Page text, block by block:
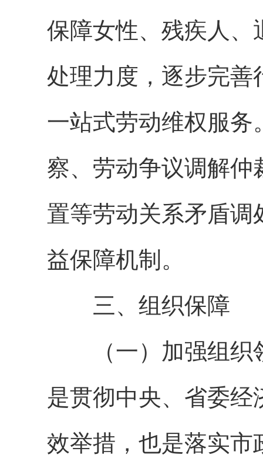
保障女性、残疾人、
处理力度，逐步完善
一站式劳动维权服
察、劳动争议调解
置等劳动关系矛盾
益保障机制。
三、组织保障
（一）加强组织领
是贯彻中央、省委经
效举措，也是落实市